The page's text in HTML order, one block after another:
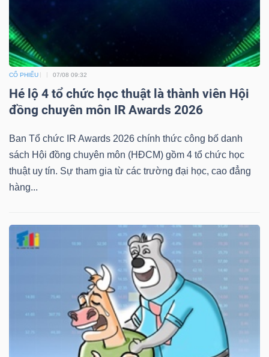
CỔ PHIẾU 07/08 09:32
Hé lộ 4 tổ chức học thuật là thành viên Hội
đồng chuyên môn IR Awards 2026
Ban Tổ chức IR Awards 2026 chính thức công bố danh
sách Hội đồng chuyên môn (HĐCM) gồm 4 tổ chức học
thuật uy tín. Sự tham gia từ các trường đại học, cao đẳng
hàng...
Tất cả Người nội bộ Cổ đông lớn
tức
(-)
Bài
viết
của
giả
(-)
cáo
phân